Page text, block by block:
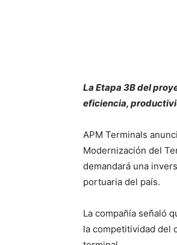
La Etapa 3B del
eficiencia,
APM Terminals
Modernización del
demandará una
portuaria del país.
La compañía señaló
la competitividad del